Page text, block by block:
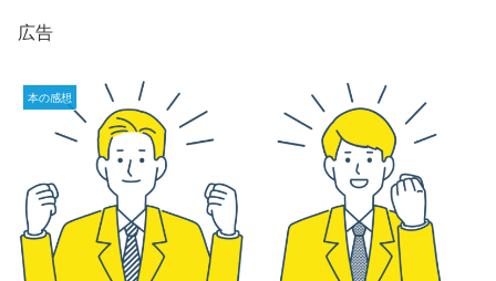
広告
本の感想